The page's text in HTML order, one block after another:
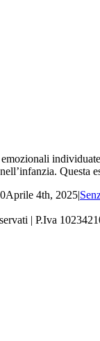
Questa
Aprile 4th, 2025|
| P.Iva